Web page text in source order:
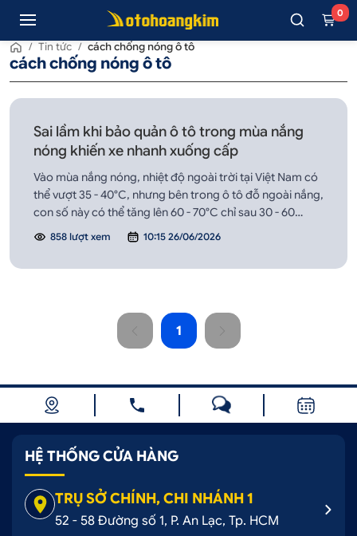
0
/ Tin tức / cách chống nóng ô tô
cách chống nóng ô tô
Sai lầm khi bảo quản ô tô trong mùa nắng
nóng khiến xe nhanh xuống cấp
Vào mùa nắng nóng, nhiệt độ ngoài trời tại Việt Nam có
thể vượt 35 - 40°C, nhưng bên trong ô tô đỗ ngoài nắng,
con số này có thể tăng lên 60 - 70°C chỉ sau 30 - 60
phút. Đây không chỉ là môi trường “khắc nghiệt” với con
người mà còn là tác nhân âm thầm khiến xe xuống cấp
858 lượt xem 10:15 26/06/2026
1
HỆ THỐNG CỬA HÀNG
TRỤ SỞ CHÍNH, CHI NHÁNH 1
52 - 58 Đường số 1, P. An Lạc, Tp. HCM